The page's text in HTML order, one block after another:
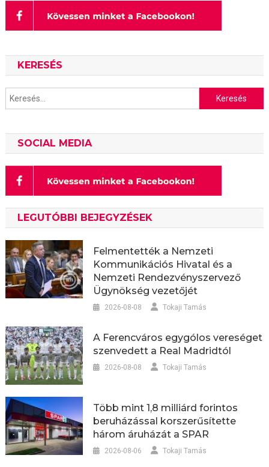
KERESÉS
Keresés:
SOCIAL MEDIA
LEGUTÓBBI BEJEGYZÉSEK
Felmentették a Nemzeti
Kommunikációs Hivatal és a
Nemzeti Rendezvényszervező
Ügynökség vezetőjét
2026-08-08 Tokaji Tamás
A Ferencváros egygólos vereséget
szenvedett a Real Madridtól
2026-08-08 Tokaji Tamás
Több mint 1,8 milliárd forintos
beruházással korszerűsítette
három áruházát a SPAR
2026-08-06 Tokaji Tamás